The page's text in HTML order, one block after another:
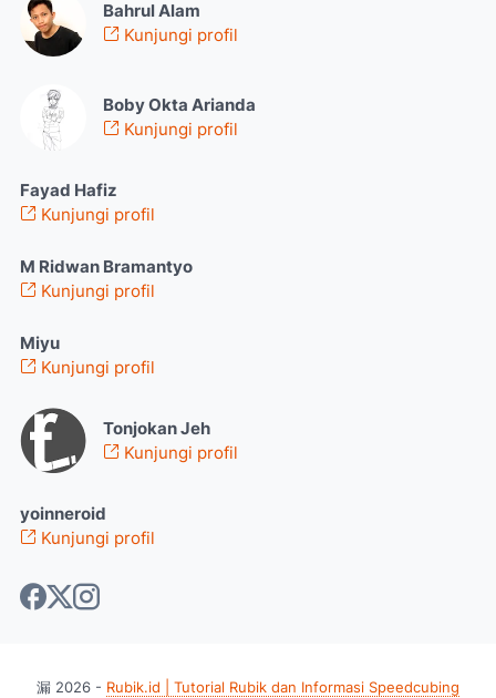
Bahrul Alam
Kunjungi profil
Boby Okta Arianda
Kunjungi profil
Fayad Hafiz
Kunjungi profil
M Ridwan Bramantyo
Kunjungi profil
Miyu
Kunjungi profil
Tonjokan Jeh
Kunjungi profil
yoinneroid
Kunjungi profil
漏 2026 - Rubik.id | Tutorial Rubik dan Informasi Speedcubing